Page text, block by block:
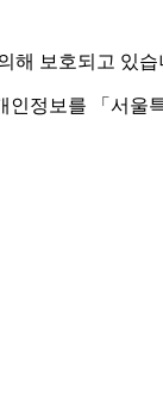
해 보호되고 있습
정보를 「서